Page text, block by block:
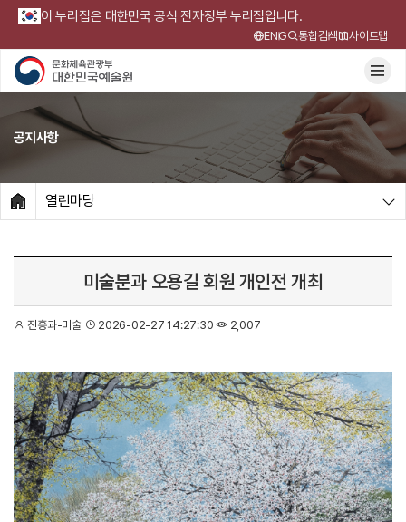
이 누리집은 대한민국 공식 전자정부 누리집입니다.
ENG 통합검색 사이트맵
공지사항
HOME
열린마당
미술분과 오용길 회원 개인전 개최
진흥과-미술 2026-02-27 14:27:30 2,007